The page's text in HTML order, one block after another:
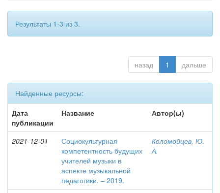
Результаты 1-3 из 3.
назад 1 дальше
Найденные ресурсы:
Дата
публикации
Название Автор(ы)
2021-12-01
Социокультурная
компетентность будущих
учителей музыки в
аспекте музыкальной
педагогики. – 2019.
Коломойцев, Ю.
А.